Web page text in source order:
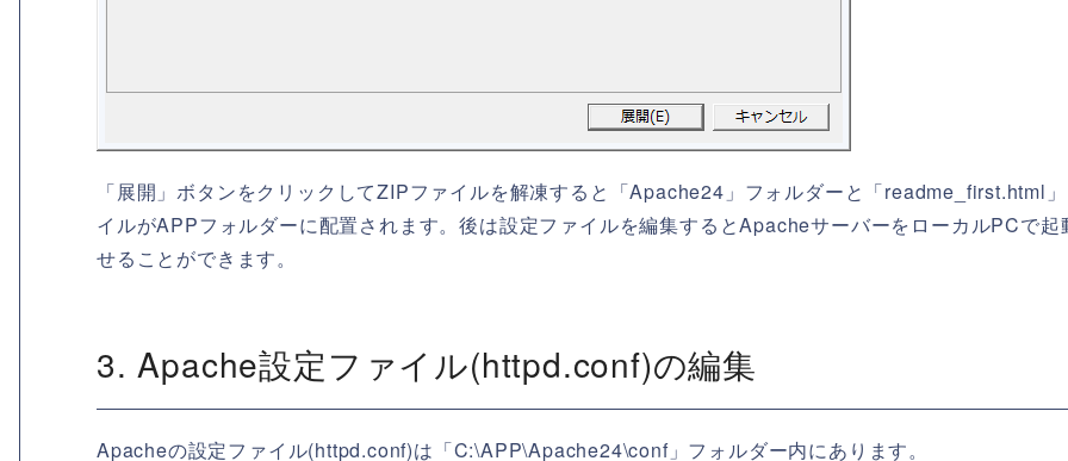
「展開」ボタンをクリックしてZIPファイルを解凍すると「Apache24」フォルダーと「readme_first.html
イルがAPPフォルダーに配置されます。後は設定ファイルを編集するとApacheサーバーをローカルPCで起
せることができます。
3. Apache設定ファイル(httpd.conf)の編集
Apacheの設定ファイル(httpd.conf)は「C:\APP\Apache24\conf」フォルダー内にあります。